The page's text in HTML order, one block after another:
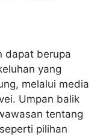
dapat berupa
yang
melalui media
Umpan balik
tentang
pilihan